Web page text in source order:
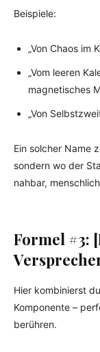
Beispiele:
„Von Chaos im
„Vom leeren
magnetisches
„Von
Ein solcher Name
sondern wo der
nahbar,
Formel #3:
Hier kombinierst
Komponente –
berühren.